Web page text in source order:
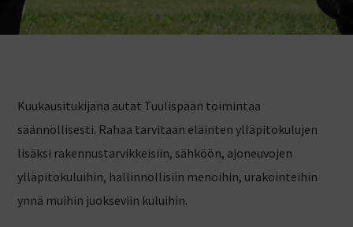
Kuukausitukijana autat Tuulispään toimintaa
säännöllisesti. Rahaa tarvitaan eläinten ylläpitokulujen
lisäksi rakennustarvikkeisiin, sähköön, ajoneuvojen
ylläpitokuluihin, hallinnollisiin menoihin, urakointeihin
ynnä muihin juokseviin kuluihin.